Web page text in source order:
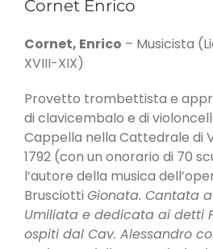
Cornet Enrico
Cornet, Enrico – Musicista
XVIII-XIX)
Provetto trombettista e
di clavicembalo e di
Cappella nella Cattedrale di
1792 (con un onorario di 70
l’autore della musica
Brusciotti Gionata. Cantata
Umiliata e dedicata ai detti
ospiti dal Cav. Alessandro